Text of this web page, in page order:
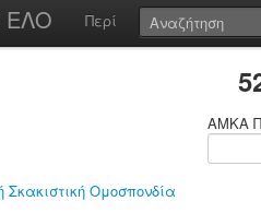
ΕΛΟ Περί
ΑΜΚΑ
Σκακιστική Ομοσπονδία